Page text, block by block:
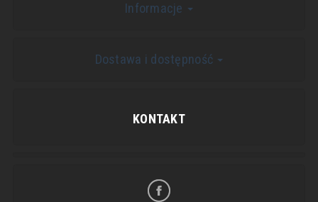
Informacje
Dostawa i dostępność
KONTAKT